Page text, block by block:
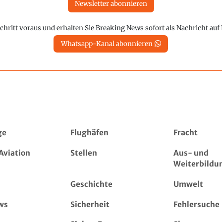
Newsletter abonnieren
voraus und erhalten Sie Breaking News sofort als Nachricht
Whatsapp-Kanal abonnieren
Flughäfen Fracht
Stellen
Aus- und
Geschichte Umwelt
Sicherheit Fehlersuche